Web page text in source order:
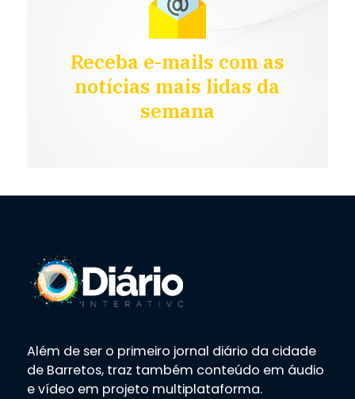
Receba e-mails com as
notícias mais lidas da
semana
Além de ser o primeiro jornal diário da cidade
de Barretos, traz também conteúdo em áudio
e vídeo em projeto multiplataforma.